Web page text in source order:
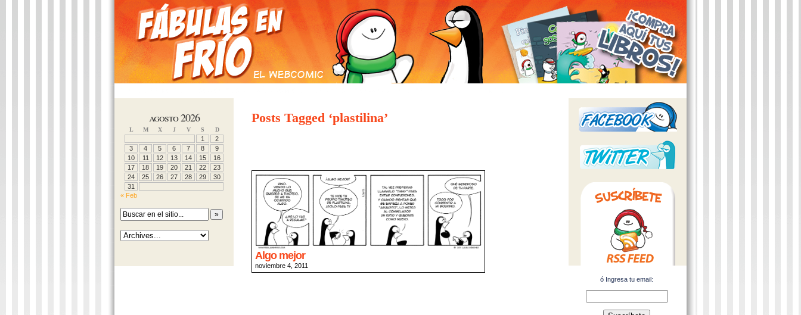
agosto 2026
L M X J V S D
1
2
3
4 5 6 7 8
9
10
11 12 13 14 15
16
17
18 19 20 21 22
23
24
25 26 27 28 29
30
31
« Feb
Posts Tagged ‘plastilina’
Algo mejor
noviembre 4, 2011
ó Ingresa tu email: